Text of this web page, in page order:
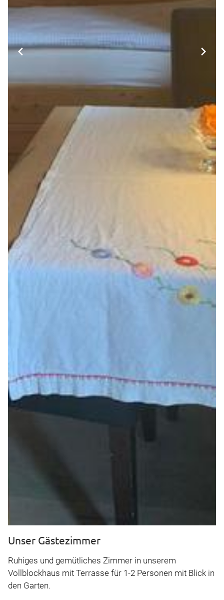
Unser Gästezimmer
Ruhiges und gemütliches Zimmer in unserem
Vollblockhaus mit Terrasse für 1-2 Personen mit Blick in
den Garten.